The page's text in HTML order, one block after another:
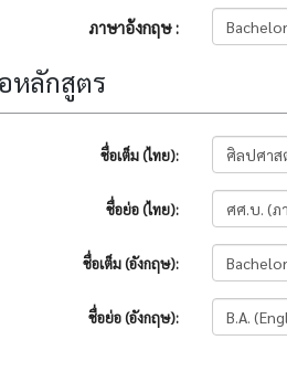
ภาษาอังกฤษ :
หลักสูตร
ชื่อเต็ม (ไทย):
ชื่อย่อ (ไทย):
ชื่อเต็ม (อังกฤษ):
ชื่อย่อ (อังกฤษ):